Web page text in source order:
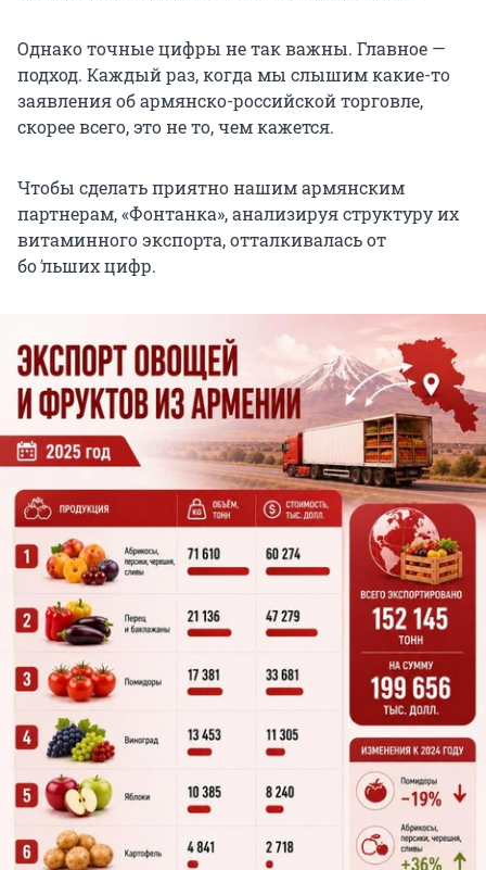
Однако точные цифры не так важны. Главное —
подход. Каждый раз, когда мы слышим какие-то
заявления об армянско-российской торговле,
скорее всего, это не то, чем кажется.
Чтобы сделать приятно нашим армянским
партнерам, «Фонтанка», анализируя структуру их
витаминного экспорта, отталкивалась от
бо'льших цифр.